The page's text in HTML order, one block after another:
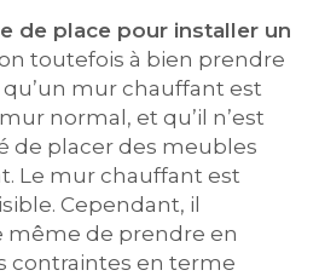
de place pour installer un
toutefois à bien prendre
mur chauffant est
normal, et qu’il n’est
de placer des meubles
Le mur chauffant est
Cependant, il
même de prendre en
contraintes en terme